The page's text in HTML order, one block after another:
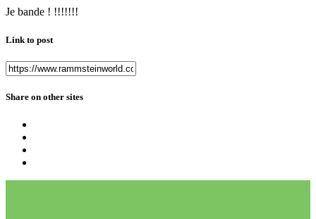
Je bande ! !!!!!!!
Link to post
Share on other sites